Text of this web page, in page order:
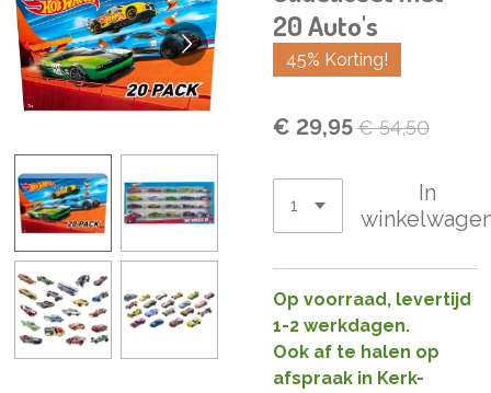
20 Auto's
45% Korting!
€ 29,95€ 54,50
In
Op voorraad, levertijd
1-2 werkdagen.
Ook af te halen op
afspraak in Kerk-